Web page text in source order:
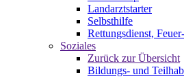
Landarztstarter
Selbsthilfe
Rettungsdienst,
Soziales
Zurück zur Übersicht
Bildungs- und